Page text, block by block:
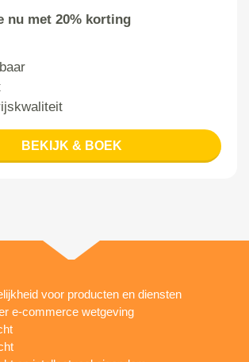
nu met 20% korting
BEKIJK & BOEK
voor producten en diensten
e-commerce wetgeving